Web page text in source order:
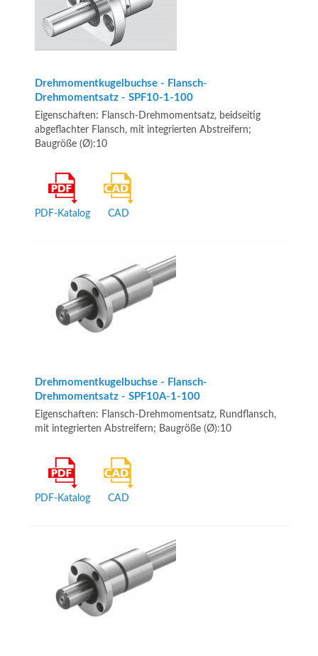
Drehmomentkugelbuchse - Flansch-
Drehmomentsatz - SPF10-1-100
Eigenschaften: Flansch-Drehmomentsatz, beidseitig
abgeflachter Flansch, mit integrierten Abstreifern;
Baugröße (Ø):10
PDF-Katalog CAD
Drehmomentkugelbuchse - Flansch-
Drehmomentsatz - SPF10A-1-100
Eigenschaften: Flansch-Drehmomentsatz, Rundflansch,
mit integrierten Abstreifern; Baugröße (Ø):10
PDF-Katalog CAD